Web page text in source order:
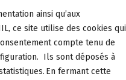
ainsi qu’aux
ce site utilise des cookies qui
compte tenu de
Ils sont déposés à
En fermant cette